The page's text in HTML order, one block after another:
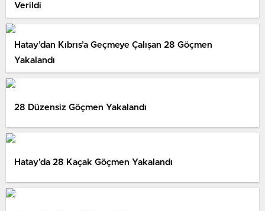
Verildi
Hatay’dan Kıbrıs’a Geçmeye Çalışan 28 Göçmen
Yakalandı
28 Düzensiz Göçmen Yakalandı
Hatay’da 28 Kaçak Göçmen Yakalandı